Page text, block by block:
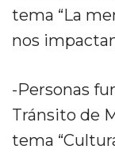
tema “La
nos
-Personas
Tránsito de
tema